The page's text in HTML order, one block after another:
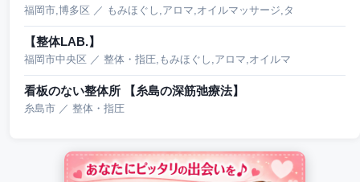
福岡市,博多区 ／ もみほぐし,アロマ,オイルマッサージ,タ
【整体LAB.】
福岡市中央区 ／ 整体・指圧,もみほぐし,アロマ,オイルマ
看板のない整体所 【糸島の深筋弛療法】
糸島市 ／ 整体・指圧